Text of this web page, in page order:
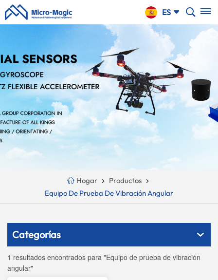
ES
English
русский
Español
Português
بالعربية
Hogar
Productos
Equipo De Prueba De Vibración Angular
Categorías
1 resultados encontrados para "Equipo de prueba de vibración
angular"
CARRO
DE LA
COMPRA
Your
Cart
Empty!